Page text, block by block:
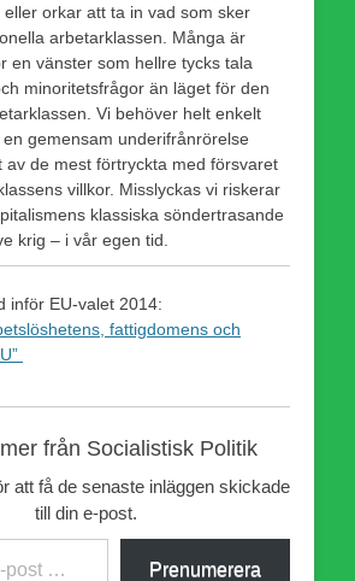
orkar att ta in vad som sker
arbetarklassen. Många är
en vänster som hellre tycks tala
minoritetsfrågor än läget för den
Vi behöver helt enkelt
gemensam underifrånrörelse
av de mest förtryckta med försvaret
villkor. Misslyckas vi riskerar
klassiska söndertrasande
krig – i vår egen tid.
inför EU-valet 2014:
fattigdomens och
från Socialistisk Politik
att få de senaste inläggen skickade
till din e-post.
Prenumerera